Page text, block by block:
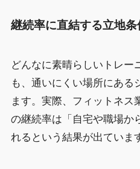
継続率に直結する立地条
どんなに素晴らしいトレー
も、通いにくい場所にある
ます。実際、フィットネス
の継続率は「自宅や職場か
れるという結果が出ていま